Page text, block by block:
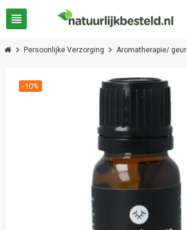
view_headline
chevron_right Persoonlijke Verzorging chevron_right Aromatherapie/ geur
-10%